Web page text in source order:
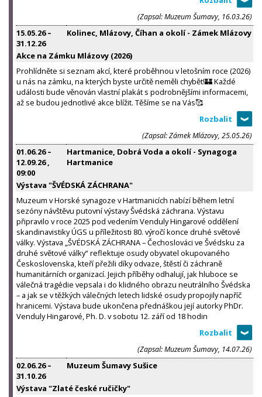
(Zapsal: Muzeum Šumavy, 16.03.26)
15.05.26–
31.12.26
Kolinec, Mlázovy, Číhan a okolí - Zámek Mlázovy
Akce na Zámku Mlázovy (2026)
Prohlídněte si seznam akcí, které proběhnou v letošním roce (2026)
u nás na zámku, na kterých byste určitě neměli chybět!🏰 Každé
události bude věnován vlastní plakát s podrobnějšími informacemi,
až se budou jednotlivé akce blížit. Těšíme se na Vás🥰
(Zapsal: Zámek Mlázovy, 25.05.26)
01.06.26–
12.09.26,
09:00
Hartmanice, Dobrá Voda a okolí - Synagoga
Hartmanice
Výstava "ŠVÉDSKÁ ZÁCHRANA"
Muzeum v Horské synagoze v Hartmanicích nabízí během letní
sezóny návštěvu putovní výstavy Švédská záchrana. Výstavu
připravilo v roce 2025 pod vedením Venduly Hingarové oddělení
skandinavistiky ÚGS u příležitosti 80. výročí konce druhé světové
války. Výstava „ŠVÉDSKÁ ZÁCHRANA – Čechoslováci ve Švédsku za
druhé světové války“ reflektuje osudy obyvatel okupovaného
Československa, kteří přežili díky odvaze, štěstí či záchraně
humanitárních organizací. Jejich příběhy odhalují, jak hluboce se
válečná tragédie vepsala i do klidného obrazu neutrálního Švédska
– a jak se v těžkých válečných letech lidské osudy propojily napříč
hranicemi. Výstava bude ukončena přednáškou její autorky PhDr.
Venduly Hingarové, Ph. D. v sobotu 12. září od 18 hodin
(Zapsal: Muzeum Šumavy, 14.07.26)
02.06.26–
31.10.26
Muzeum Šumavy Sušice
Výstava "Zlaté české ručičky"